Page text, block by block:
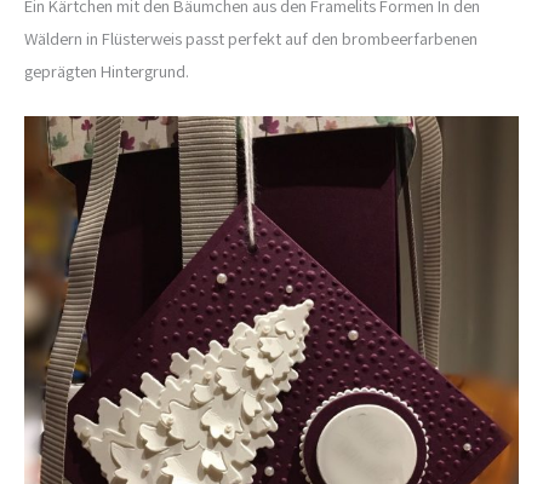
Ein Kärtchen mit den Bäumchen aus den Framelits Formen In den
Wäldern in Flüsterweis passt perfekt auf den brombeerfarbenen
geprägten Hintergrund.